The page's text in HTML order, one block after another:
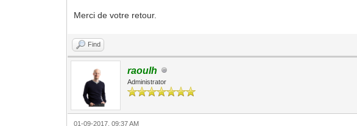
Merci de votre retour.
Find
raoulh
Administrator
01-09-2017, 09:37 AM